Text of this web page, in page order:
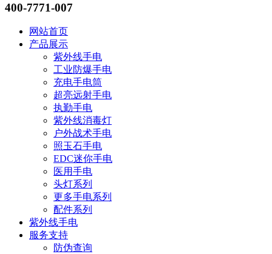
400-7771-007
网站首页
产品展示
紫外线手电
工业防爆手电
充电手电筒
超亮远射手电
执勤手电
紫外线消毒灯
户外战术手电
照玉石手电
EDC迷你手电
医用手电
头灯系列
更多手电系列
配件系列
紫外线手电
服务支持
防伪查询